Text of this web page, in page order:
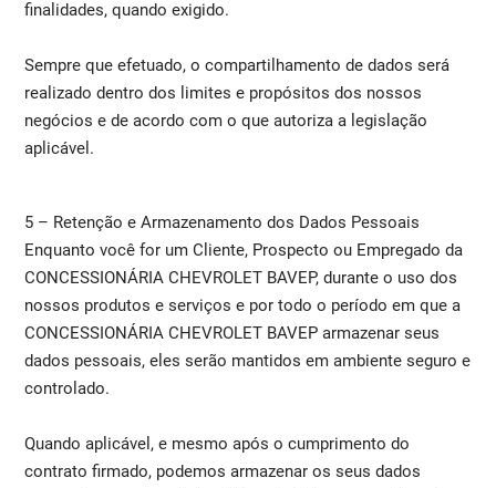
finalidades, quando exigido.
Sempre que efetuado, o compartilhamento de dados será
realizado dentro dos limites e propósitos dos nossos
negócios e de acordo com o que autoriza a legislação
aplicável.
5 – Retenção e Armazenamento dos Dados Pessoais
Enquanto você for um Cliente, Prospecto ou Empregado da
CONCESSIONÁRIA CHEVROLET BAVEP, durante o uso dos
nossos produtos e serviços e por todo o período em que a
CONCESSIONÁRIA CHEVROLET BAVEP armazenar seus
dados pessoais, eles serão mantidos em ambiente seguro e
controlado.
Quando aplicável, e mesmo após o cumprimento do
contrato firmado, podemos armazenar os seus dados